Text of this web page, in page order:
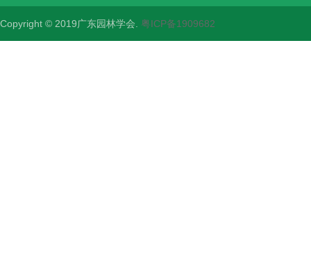
Copyright © 2019广东园林学会. 粤ICP备1909682